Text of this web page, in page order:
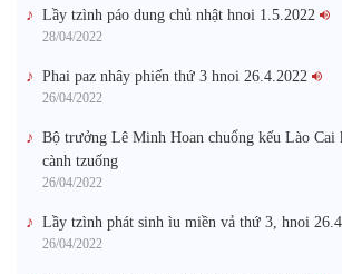
Lầy tzình páo dung chủ nhật hnoi 1.5.2022
28/04/2022
Phai paz nhây phiến thứ 3 hnoi 26.4.2022
26/04/2022
Bộ trưởng Lê Minh Hoan chuổng kếu Lào Cai
cành tzuống​
26/04/2022
Lầy tzình phát sinh ìu miền vả thứ 3, hnoi
26/04/2022